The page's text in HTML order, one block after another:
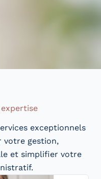
exceptionnels
votre gestion,
et simplifier votre